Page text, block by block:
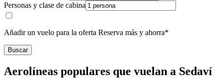
Personas y clase de cabina
Añadir un vuelo para la oferta Reserva más y ahorra*
Buscar
Aerolíneas populares que vuelan a Sedaví